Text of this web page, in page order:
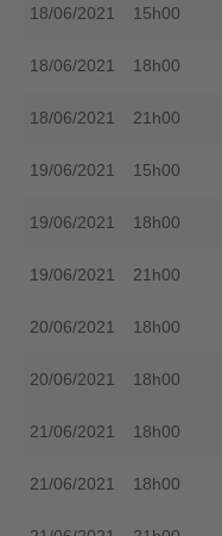
18/06/2021 15h00
18/06/2021 18h00
18/06/2021 21h00
19/06/2021 15h00
19/06/2021 18h00
19/06/2021 21h00
20/06/2021 18h00
20/06/2021 18h00
21/06/2021 18h00
21/06/2021 18h00